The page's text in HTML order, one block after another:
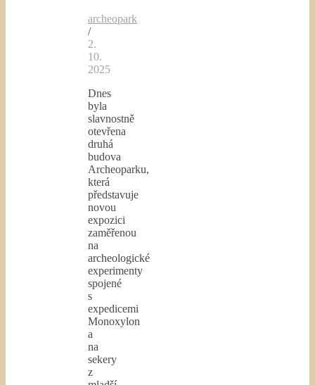
archeopark
/
2.
10.
2025
Dnes
byla
slavnostně
otevřena
druhá
budova
Archeoparku,
která
představuje
novou
expozici
zaměřenou
na
archeologické
experimenty
spojené
s
expedicemi
Monoxylon
a
na
sekery
z